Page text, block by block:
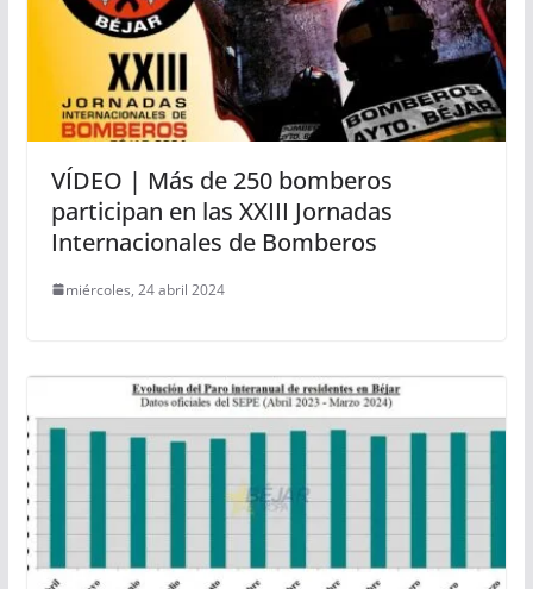
VÍDEO | Más de 250 bomberos
participan en las XXIII Jornadas
Internacionales de Bomberos
miércoles, 24 abril 2024